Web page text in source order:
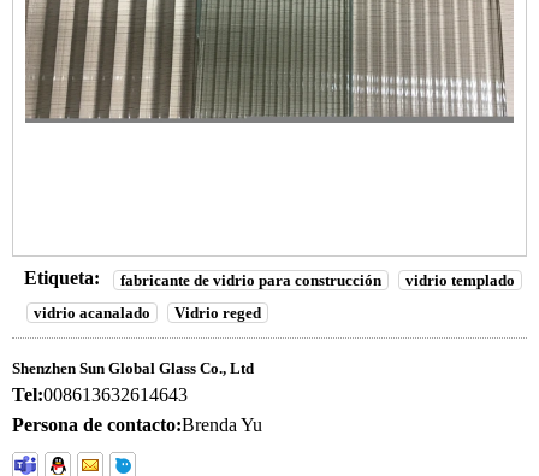
Etiqueta: fabricante de vidrio para construcción
vidrio templado
vidrio acanalado
Vidrio reged
Shenzhen Sun Global Glass Co., Ltd
Tel:008613632614643
Persona de contacto:Brenda Yu